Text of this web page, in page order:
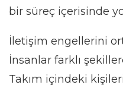
bir süreç içerisinde
İletişim engellerini
İnsanlar farklı
Takım içindeki